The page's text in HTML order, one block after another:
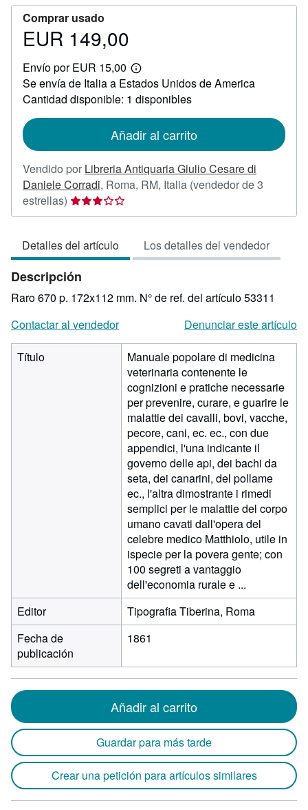
Comprar usado
Precio
149,00
EUR 149,00
Envío por EUR 15,00
Más
información
sobre
las
envío
Se envía de Italia a Estados Unidos de America
Cantidad disponible: 1 disponibles
Añadir al carrito
Vendido por Libreria Antiquaria Giulio Cesare di
Daniele Corradi, Roma, RM, Italia (vendedor de 3
estrellas) Calificación
del
3
de
5
estrellas
Detalles del artículo Los detalles del vendedor
Descripción
Raro 670 p. 172x112 mm. N° de ref. del artículo 53311
Contactar al vendedor
Denunciar este artículo
Título
Manuale popolare di medicina
veterinaria contenente le
cognizioni e pratiche necessarie
per prevenire, curare, e guarire le
malattie dei cavalli, bovi, vacche,
pecore, cani, ec. ec., con due
appendici, l'una indicante il
governo delle api, dei bachi da
seta, dei canarini, del pollame
ec., l'altra dimostrante i rimedi
semplici per le malattie del corpo
umano cavati dall'opera del
celebre medico Matthiolo, utile in
ispecie per la povera gente; con
100 segreti a vantaggio
dell'economia rurale e ...
Editor
Tipografia Tiberina, Roma
Fecha de
publicación
1861
Añadir al carrito
Guardar para más tarde
Crear una petición para artículos similares